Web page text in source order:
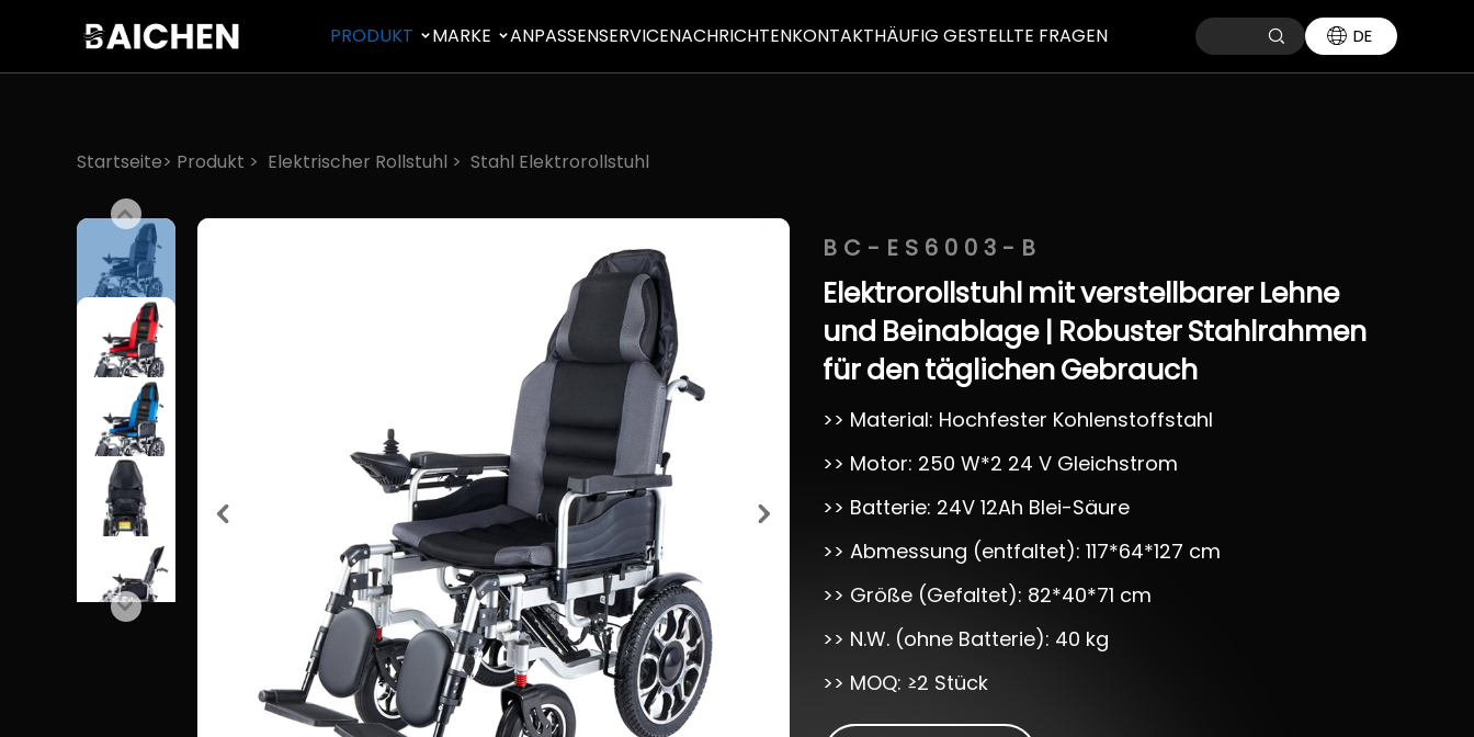
PRODUKT MARKE ANPASSENSERVICENACHRICHTENKONTAKTHÄUFIG GESTELLTE FRAGEN DE
Startseite> Produkt > Elektrischer Rollstuhl > Stahl Elektrorollstuhl
BC-ES6003-B
ElektrorollstuhlmitverstellbarerLehne
und Beinablage | RobusterStahlrahmen
fürdentäglichenGebrauch
>> Material: Hochfester Kohlenstoffstahl
>> Motor: 250 W*2 24 V Gleichstrom
>> Batterie: 24V 12Ah Blei-Säure
>> Abmessung (entfaltet): 117*64*127 cm
>> Größe (Gefaltet): 82*40*71 cm
>> N.W. (ohne Batterie): 40 kg
>> MOQ: ≥2 Stück